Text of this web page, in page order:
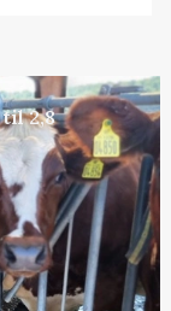
2,8